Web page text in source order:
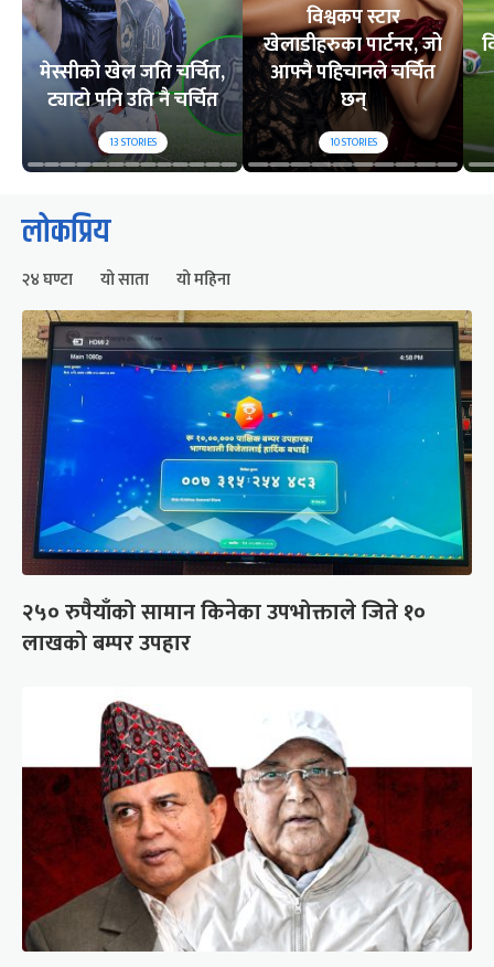
मेस्सीको खेल जति चर्चित,
ट्याटो पनि उति नै चर्चित
13STORIES
विश्वकप स्टार
खेलाडीहरुका पार्टनर, जो
आफ्नै पहिचानले चर्चित
छन्
10STORIES
लोकप्रिय
२४ घण्टा यो साता यो महिना
२५० रुपैयाँको सामान किनेका उपभोक्ताले जिते १०
लाखको बम्पर उपहार